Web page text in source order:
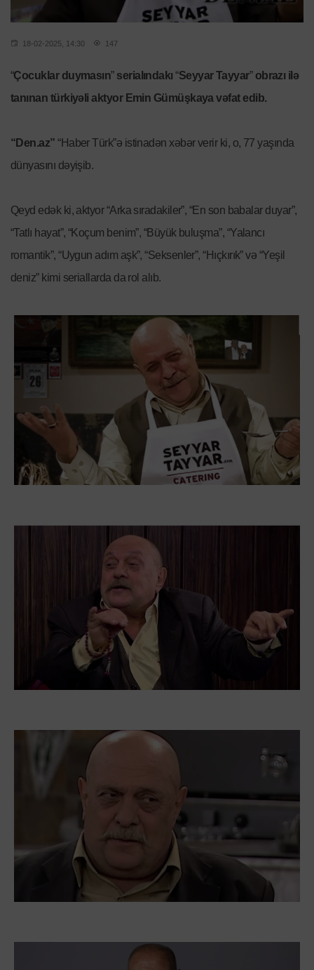
18-02-2025, 14:30 147
“Çocuklar duymasın”serialındakı “Seyyar Tayyar”obrazı ilə
tanınan türkiyəli aktyor Emin Gümüşkaya vəfat edib.
“Den.az” “Haber Türk”ə istinadən xəbər verir ki, o, 77 yaşında
dünyasını dəyişib.
Qeyd edək ki, aktyor “Arka sıradakiler”, “En son babalar duyar”,
“Tatlı hayat”, “Koçum benim”, “Büyük buluşma”, “Yalancı
romantik”, “Uygun adım aşk”, “Seksenler”, “Hıçkırık” və “Yeşil
deniz” kimi seriallarda da rol alıb.